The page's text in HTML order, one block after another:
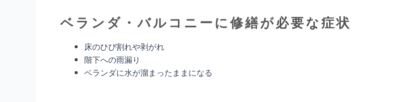
ベランダ・バルコニーに修繕が必要な症状
床のひび割れや剥がれ
階下への雨漏り
ベランダに水が溜まったままになる